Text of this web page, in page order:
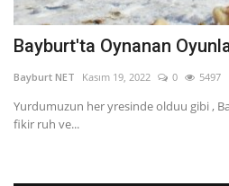
Keşfet
Fotoğraf
Bayburt'ta Oynanan
Bayburt NET Kasım 19, 2022 0 5497
Yurdumuzun her yresinde olduu gibi ,
fikir ruh ve...